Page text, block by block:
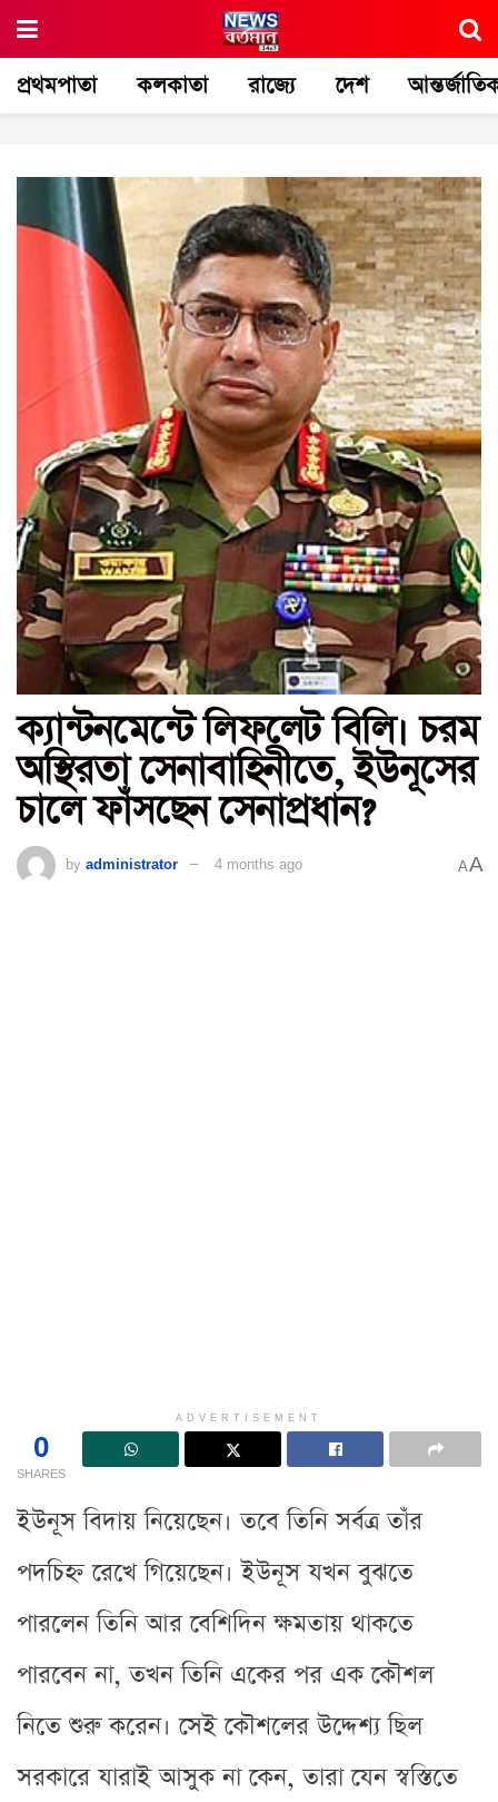
প্রথমপাতা কলকাতা রাজ্যে দেশ
ক্যান্টনমেন্টে লিফলেট বিলি। চরম
অস্থিরতা সেনাবাহিনীতে, ইউনূসের
চালে ফাঁসছেন সেনাপ্রধান?
by administrator 4 months ago AA
ADVERTISEMENT
0
SHARES
ইউনূস বিদায় নিয়েছেন। তবে তিনি সর্বত্র তাঁর
পদচিহ্ন রেখে গিয়েছেন। ইউনূস যখন বুঝতে
পারলেন তিনি আর বেশিদিন ক্ষমতায় থাকতে
পারবেন না, তখন তিনি একের পর এক কৌশল
নিতে শুরু করেন। সেই কৌশলের উদ্দেশ্য ছিল
সরকারে যারাই আসুক না কেন, তারা যেন স্বস্তিতে